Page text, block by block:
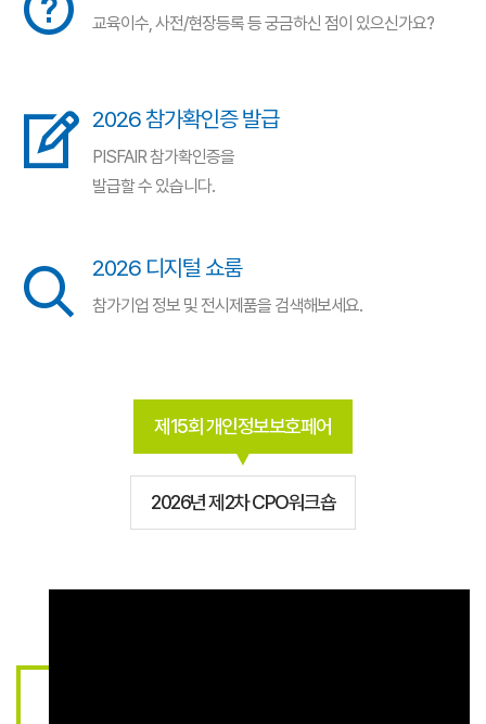
교육이수, 사전/현장등록 등 궁금하신 점이 있으신가요?
2026 참가확인증 발급
PISFAIR 참가확인증을
발급할 수 있습니다.
2026 디지털 쇼룸
참가기업 정보 및 전시제품을 검색해보세요.
제15회 개인정보보호페어
2026년 제2차 CPO워크숍